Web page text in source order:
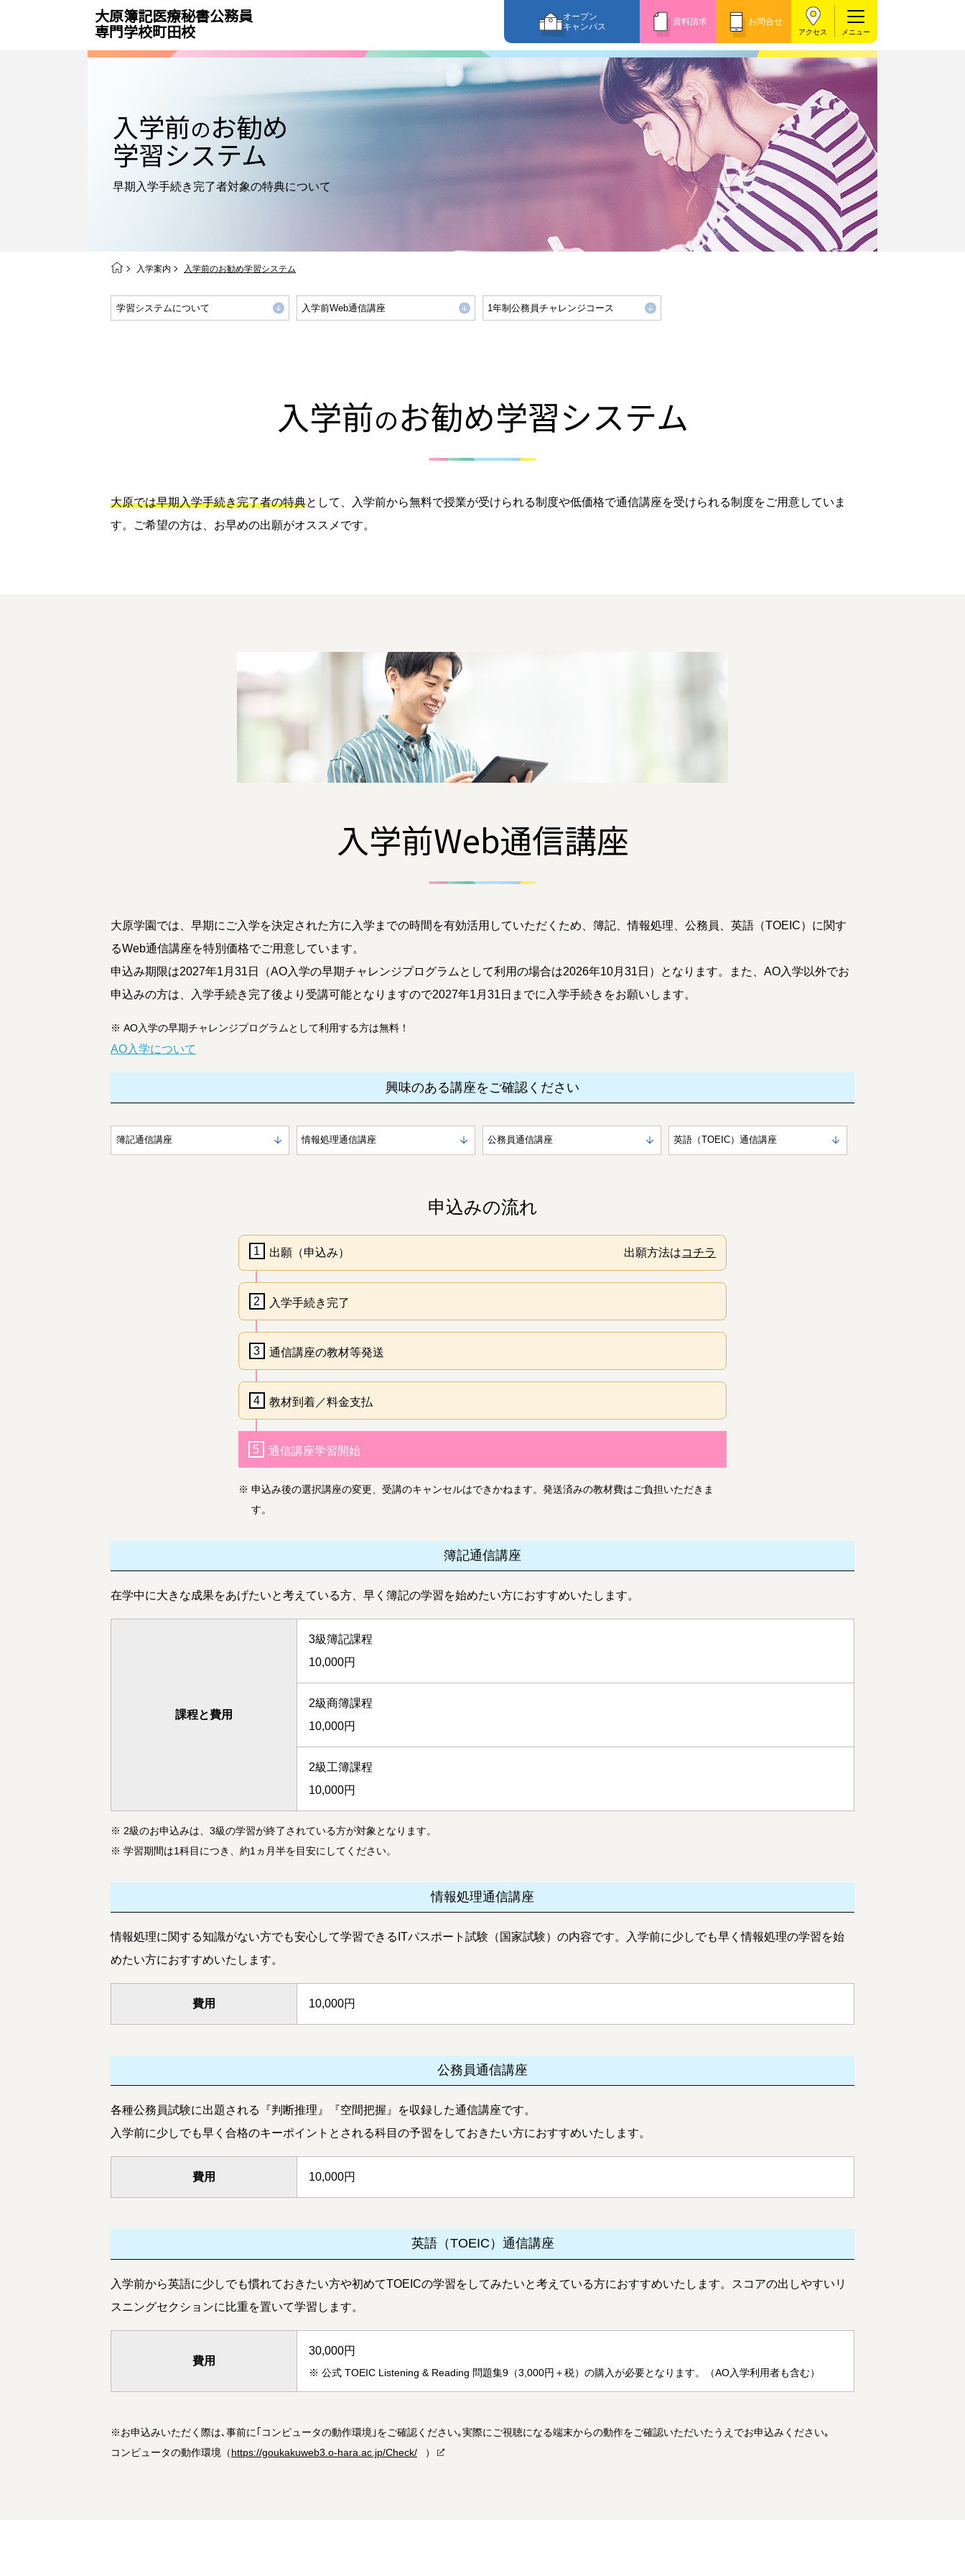
大原簿記医療秘書公務員
専門学校町田校
オープン
キャンパス
資料請求 お問合せ
アクセス
入学前のお勧め
学習システム
早期入学手続き完了者対象の特典について
入学案内 入学前のお勧め学習システム
学習システムについて 入学前Web通信講座 1年制公務員チャレンジコース
入学前のお勧め学習システム
大原では早期入学手続き完了者の特典として、入学前から無料で授業が受けられる制度や低価格で通信講座を受けられる制度をご用意していま
す。ご希望の方は、お早めの出願がオススメです。
入学前Web通信講座
大原学園では、早期にご入学を決定された方に入学までの時間を有効活用していただくため、簿記、情報処理、公務員、英語（TOEIC）に関す
るWeb通信講座を特別価格でご用意しています。
申込み期限は2027年1月31日（AO入学の早期チャレンジプログラムとして利用の場合は2026年10月31日）となります。また、AO入学以外でお
申込みの方は、入学手続き完了後より受講可能となりますので2027年1月31日までに入学手続きをお願いします。
※ AO入学の早期チャレンジプログラムとして利用する方は無料！
AO入学について
興味のある講座をご確認ください
簿記通信講座 情報処理通信講座 公務員通信講座 英語（TOEIC）通信講座
申込みの流れ
1 出願（申込み） 出願方法はコチラ
2 入学手続き完了
3 通信講座の教材等発送
4 教材到着／料金支払
5 通信講座学習開始
※ 申込み後の選択講座の変更、受講のキャンセルはできかねます。発送済みの教材費はご負担いただきま
す。
簿記通信講座
在学中に大きな成果をあげたいと考えている方、早く簿記の学習を始めたい方におすすめいたします。
課程と費用
3級簿記課程
10,000円
2級商簿課程
10,000円
2級工簿課程
10,000円
※ 2級のお申込みは、3級の学習が終了されている方が対象となります。
※ 学習期間は1科目につき、約1ヵ月半を目安にしてください。
情報処理通信講座
情報処理に関する知識がない方でも安心して学習できるITパスポート試験（国家試験）の内容です。入学前に少しでも早く情報処理の学習を始
めたい方におすすめいたします。
費用 10,000円
公務員通信講座
各種公務員試験に出題される『判断推理』『空間把握』を収録した通信講座です。
入学前に少しでも早く合格のキーポイントとされる科目の予習をしておきたい方におすすめいたします。
費用 10,000円
英語（TOEIC）通信講座
入学前から英語に少しでも慣れておきたい方や初めてTOEICの学習をしてみたいと考えている方におすすめいたします。スコアの出しやすいリ
スニングセクションに比重を置いて学習します。
費用
30,000円
※ 公式 TOEIC Listening & Reading 問題集9（3,000円＋税）の購入が必要となります。（AO入学利用者も含む）
※お申込みいただく際は､事前に｢コンピュータの動作環境｣をご確認ください｡実際にご視聴になる端末からの動作をご確認いただいたうえでお申込みください｡
コンピュータの動作環境（https://goukakuweb3.o-hara.ac.jp/Check/ ）